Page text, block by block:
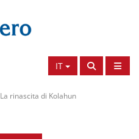
IT
La rinascita di Kolahun